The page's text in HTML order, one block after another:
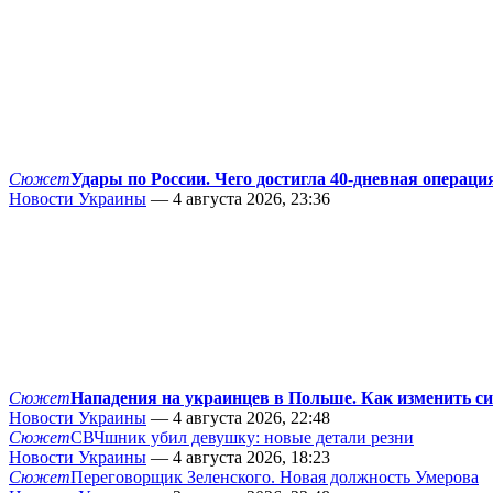
СюжетУдары по России. Чего достигла 40-дневная
Новости Украины — 4 августа 2026, 23:36
СюжетНападения на украинцев в Польше. Как изменить
Новости Украины — 4 августа 2026, 22:48
СюжетСВЧшник убил девушку: новые детали резни
Новости Украины — 4 августа 2026, 18:23
СюжетПереговорщик Зеленского. Новая должность Умерова